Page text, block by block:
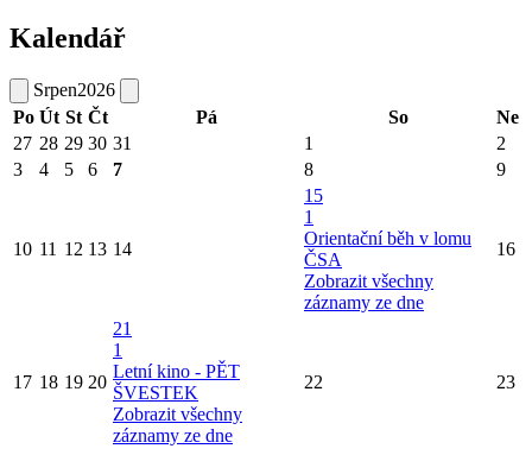
Kalendář
Srpen2026
Po Út St Čt Pá So
Ne
27 28 29 30 31 1
2
3
4 5 6 7 8 9
10 11 12 13 14
15
1
Orientační běh v lomu
ČSA
Zobrazit všechny
záznamy ze dne
16
17 18 19 20
21
1
Letní kino - PĚT
ŠVESTEK
Zobrazit všechny
záznamy ze dne
22 23